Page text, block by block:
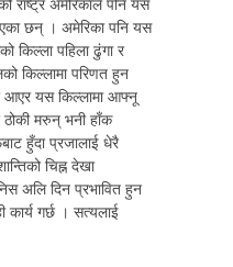
छन् । अमेरिका पनि यस
किल्ला पहिला ढुंगा र
किल्लामा परिणत हुन
आएर यस किल्लामा आफ्नू
मरुन् भनी हाँक
हुँदा प्रजालाई धेरै
चिह्न देखा
अलि दिन प्रभावित हुन
कार्य गर्छ । सत्यलाई